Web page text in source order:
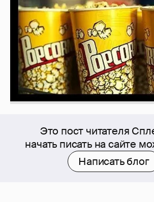
Это пост читателя
начать писать на сайте
Написать блог